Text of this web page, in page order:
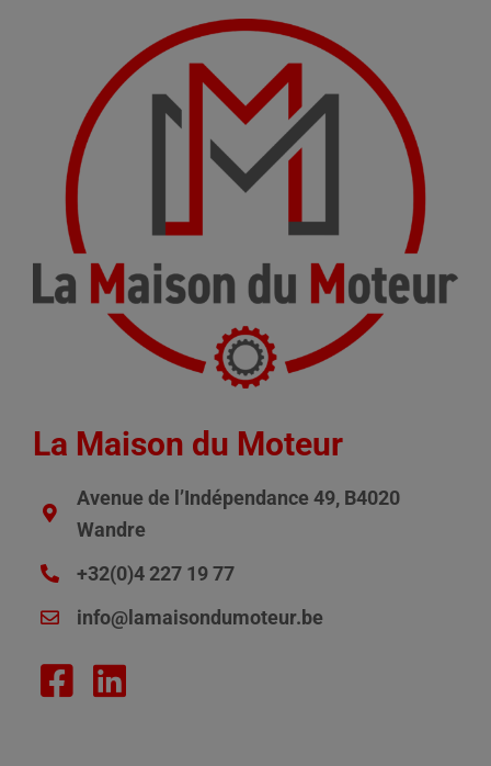
La Maison du Moteur
Avenue de l’Indépendance 49, B4020
Wandre
+32(0)4 227 19 77
info@lamaisondumoteur.be